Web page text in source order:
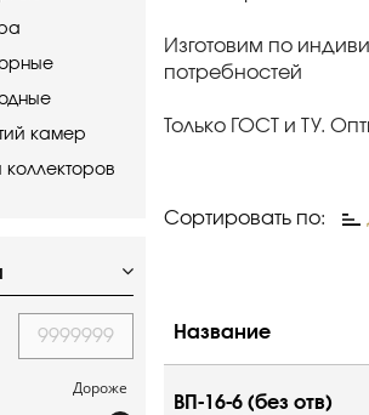
камер
коллекторов
Дороже
Изготовим по
потребностей
Только ГОСТ и ТУ.
Сортировать по:
Название
ВП-16-6 (без отв)